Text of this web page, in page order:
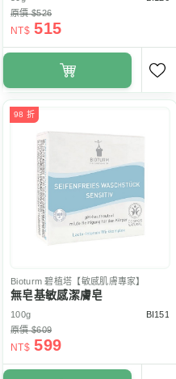
原價 $526
NT$ 515
98 折
Bioturm 碧植塔【敏感肌膚專家】
無皂基敏感潔膚皂
100g
BI151
原價 $609
NT$ 599